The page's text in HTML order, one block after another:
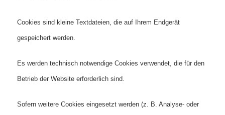
Cookies sind kleine Textdateien, die auf Ihrem Endgerät
gespeichert werden.
Es werden technisch notwendige Cookies verwendet, die für den
Betrieb der Website erforderlich sind.
Sofern weitere Cookies eingesetzt werden (z. B. Analyse- oder